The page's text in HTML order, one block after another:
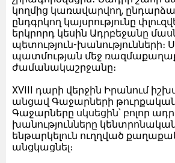
կողմից կառավարվող,
ընդգրկող կայսրությունը
երկրորդ կեսին Ադրբեջանը
պետություն-խանությունների։
պատմության մեջ
ժամանակաշրջանը։
XVIII դարի վերջին Իրանում
անցավ Գաջարների
Գաջարները սկսեցին՝ բոլոր
խանությունները
ենթարկելուն ուղղված
անցկացնել։